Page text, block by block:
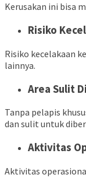
Kerusakan ini bisa
Risiko
Risiko kecelakaan
lainnya.
Area Sulit
Tanpa pelapis
dan sulit untuk
Aktivitas
Aktivitas